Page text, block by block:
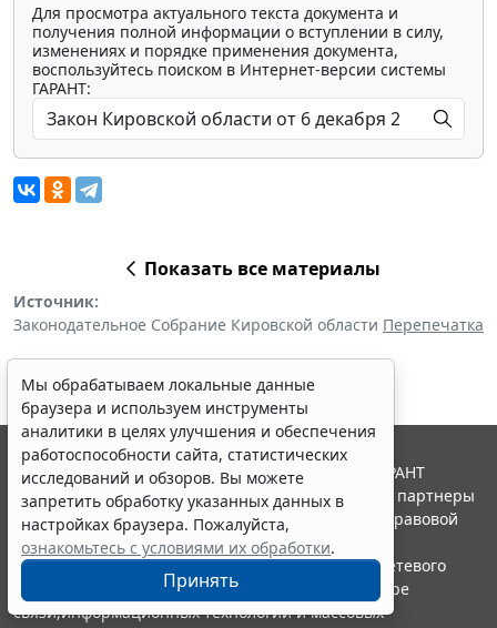
Для просмотра актуального текста документа и
получения полной информации о вступлении в силу,
изменениях и порядке применения документа,
воспользуйтесь поиском в Интернет-версии системы
ГАРАНТ:
Показать все материалы
Источник:
Законодательное Собрание Кировской области Перепечатка
Мы обрабатываем локальные данные
браузера и используем инструменты
аналитики в целях улучшения и обеспечения
работоспособности сайта, статистических
исследований и обзоров. Вы можете
запретить обработку указанных данных в
настройках браузера. Пожалуйста,
ознакомьтесь с условиями их обработки.
Принять
© ООО "НПП "ГАРАНТ-СЕРВИС", 2026. Система ГАРАНТ
выпускается с 1990 года. Компания "Гарант" и ее партнеры
являются участниками Российской ассоциации правовой
информации ГАРАНТ.
Портал ГАРАНТ.РУ зарегистрирован в качестве сетевого
издания Федеральной службой по надзору в сфере
связи,информационных технологий и массовых